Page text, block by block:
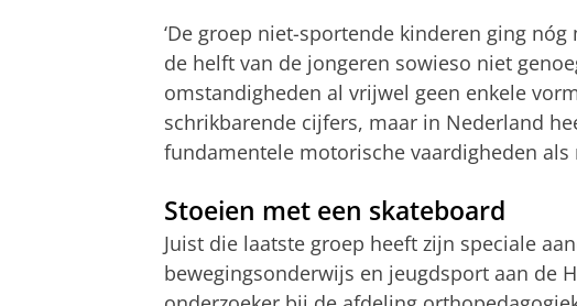
‘De groep niet-sportende kinderen ging
de helft van de jongeren sowieso niet
omstandigheden al vrijwel geen enkele
schrikbarende cijfers, maar in Nederland
fundamentele motorische vaardigheden als
Stoeien met een skateboard
Juist die laatste groep heeft zijn speciale
bewegingsonderwijs en jeugdsport aan de